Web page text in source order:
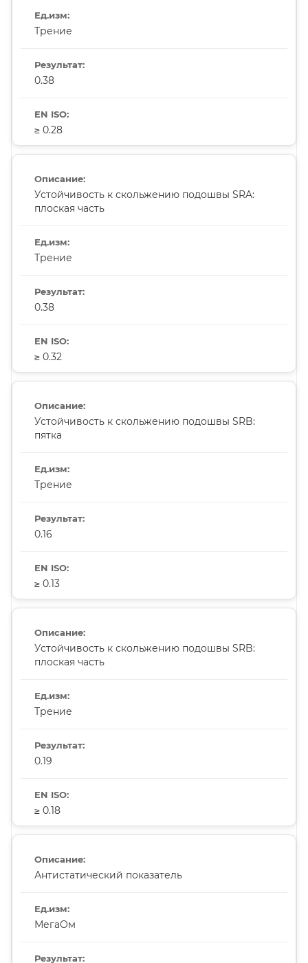
Трение
0.38
≥ 0.28
Устойчивость к скольжению подошвы SRA:
плоская часть
Трение
0.38
≥ 0.32
Устойчивость к скольжению подошвы SRB:
пятка
Трение
0.16
≥ 0.13
Устойчивость к скольжению подошвы SRB:
плоская часть
Трение
0.19
≥ 0.18
Антистатический показатель
МегаОм